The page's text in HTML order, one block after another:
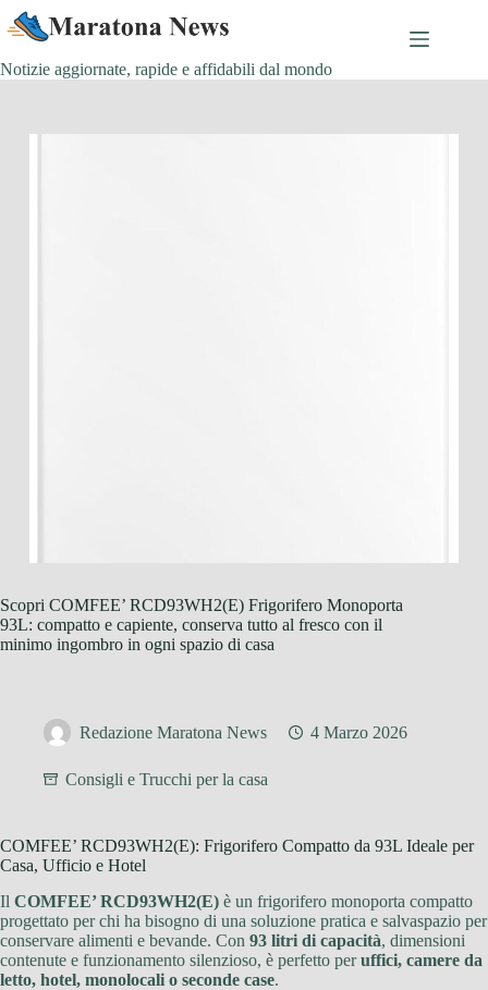
Salta
al
contenuto
Notizie aggiornate, rapide e affidabili dal mondo
Scopri COMFEE’ RCD93WH2(E) Frigorifero Monoporta
93L: compatto e capiente, conserva tutto al fresco con il
minimo ingombro in ogni spazio di casa
Redazione Maratona News 4 Marzo 2026
Consigli e Trucchi per la casa
COMFEE’ RCD93WH2(E): Frigorifero Compatto da 93L Ideale per
Casa, Ufficio e Hotel
Il COMFEE’ RCD93WH2(E) è un frigorifero monoporta compatto
progettato per chi ha bisogno di una soluzione pratica e salvaspazio per
conservare alimenti e bevande. Con 93 litri di capacità, dimensioni
contenute e funzionamento silenzioso, è perfetto peruffici, camere da
letto, hotel, monolocali o seconde case.